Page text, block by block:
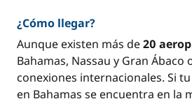
¿Cómo llegar?
Aunque existen más de20
Bahamas, Nassau y Gran Ábaco
conexiones internacionales. Si
en Bahamas se encuentra en la